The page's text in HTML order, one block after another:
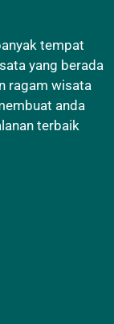
tempat
yang berada
ragam wisata
anda
terbaik